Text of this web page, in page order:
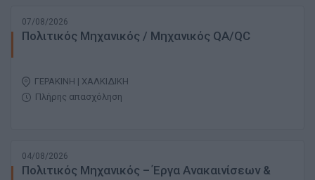
07/08/2026
Πολιτικός Μηχανικός / Μηχανικός QA/QC
ΓΕΡΑΚΙΝΗ | ΧΑΛΚΙΔΙΚΗ
Πλήρης απασχόληση
04/08/2026
Πολιτικός Μηχανικός – Έργα Ανακαινίσεων &